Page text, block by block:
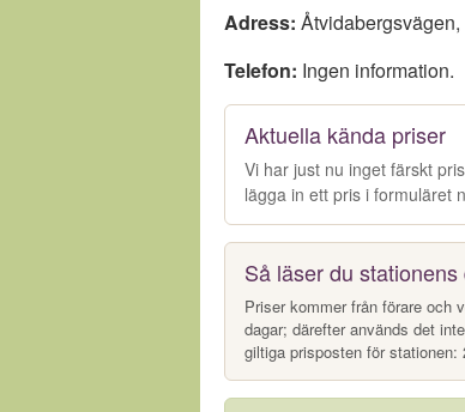
Adress: Åtvidabergsvägen,
Telefon: Ingen information.
Aktuella kända priser
Vi har just nu inget färskt
lägga in ett pris i formuläret
Så läser du stationens
Priser kommer från förare och
dagar; därefter används det
giltiga prisposten för